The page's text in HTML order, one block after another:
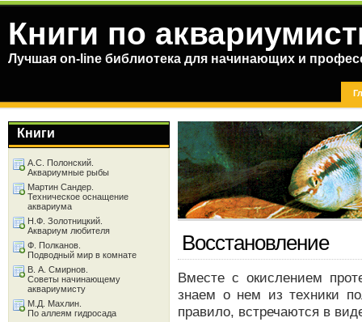
Книги по
Лучшая on-line библиотека для начинающих и
Восстановление
Вместе с окислением
знаем о нем из техники
правило, встречаются в
Книги
А.С. Полонский.
Аквариумные рыбы
Мартин Сандер.
Техническое оснащение
аквариума
Н.Ф. Золотницкий.
Аквариум любителя
Ф. Полканов.
Подводный мир в комнате
В. А. Смирнов.
Советы начинающему
аквариумисту
М.Д. Махлин.
По аллеям гидросада